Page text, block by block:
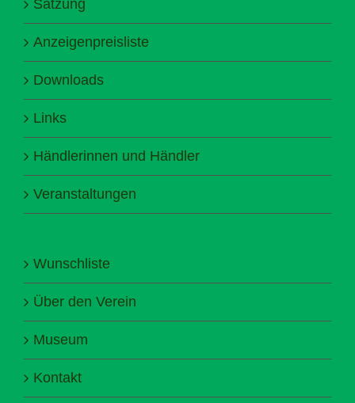
Satzung
Anzeigenpreisliste
Downloads
Links
Händlerinnen und Händler
Veranstaltungen
Wunschliste
Über den Verein
Museum
Kontakt